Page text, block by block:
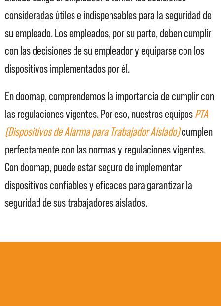
consideradas útiles e indispensables para la seguridad de
su empleado. Los empleados, por su parte, deben cumplir
con las decisiones de su empleador y equiparse con los
dispositivos implementados por él.
En doomap, comprendemos la importancia de cumplir con
las regulaciones vigentes. Por eso, nuestros equipos PTA
(Dispositivos de Alarma para Trabajador Aislado)cumplen
perfectamente con las normas y regulaciones vigentes.
Con doomap, puede estar seguro de implementar
dispositivos confiables y eficaces para garantizar la
seguridad de sus trabajadores aislados.